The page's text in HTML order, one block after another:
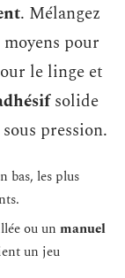
. Mélangez
pour
le linge et
solide
pression.
bas, les plus
ou un manuel
un jeu